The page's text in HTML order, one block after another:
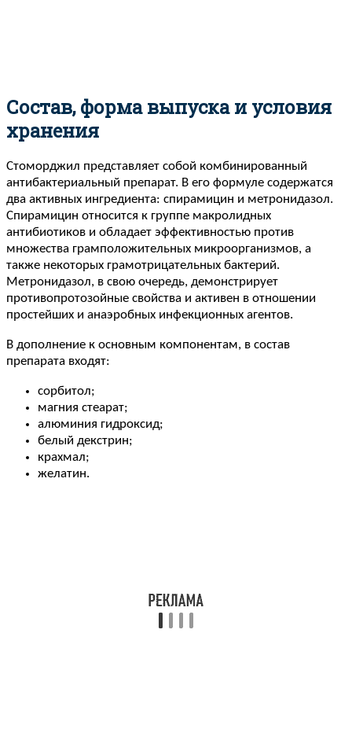
Состав, форма выпуска и условия
хранения
Стоморджил представляет собой комбинированный
антибактериальный препарат. В его формуле содержатся
два активных ингредиента: спирамицин и метронидазол.
Спирамицин относится к группе макролидных
антибиотиков и обладает эффективностью против
множества грамположительных микроорганизмов, а
также некоторых грамотрицательных бактерий.
Метронидазол, в свою очередь, демонстрирует
противопротозойные свойства и активен в отношении
простейших и анаэробных инфекционных агентов.
В дополнение к основным компонентам, в состав
препарата входят:
сорбитол;
магния стеарат;
алюминия гидроксид;
белый декстрин;
крахмал;
желатин.